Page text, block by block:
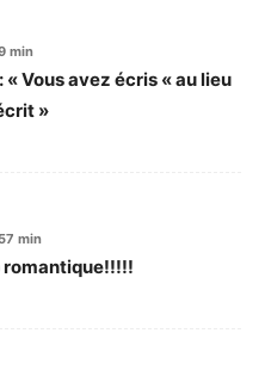
min
Vous avez écris « au lieu
»
min